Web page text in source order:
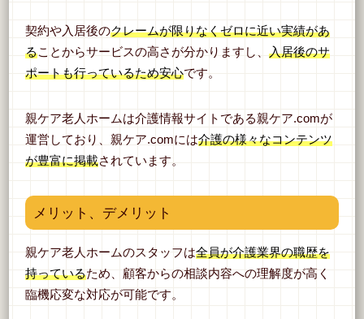
契約や入居後のクレームが限りなくゼロに近い実績があ
ることからサービスの高さが分かりますし、入居後のサ
ポートも行っているため安心です。
親ケア老人ホームは介護情報サイトである親ケア.comが
運営しており、親ケア.comには介護の様々なコンテンツ
が豊富に掲載されています。
メリット、デメリット
親ケア老人ホームのスタッフは全員が介護業界の職歴を
持っているため、顧客からの相談内容への理解度が高く
臨機応変な対応が可能です。